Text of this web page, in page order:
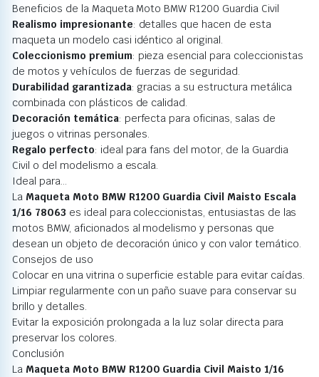
Beneficios de la Maqueta Moto BMW R1200 Guardia Civil
Realismo impresionante: detalles que hacen de esta
maqueta un modelo casi idéntico al original.
Coleccionismo premium: pieza esencial para coleccionistas
de motos y vehículos de fuerzas de seguridad.
Durabilidad garantizada: gracias a su estructura metálica
combinada con plásticos de calidad.
Decoración temática: perfecta para oficinas, salas de
juegos o vitrinas personales.
Regalo perfecto: ideal para fans del motor, de la Guardia
Civil o del modelismo a escala.
Ideal para…
La Maqueta Moto BMW R1200 Guardia Civil Maisto Escala
1/16 78063 es ideal para coleccionistas, entusiastas de las
motos BMW, aficionados al modelismo y personas que
desean un objeto de decoración único y con valor temático.
Consejos de uso
Colocar en una vitrina o superficie estable para evitar caídas.
Limpiar regularmente con un paño suave para conservar su
brillo y detalles.
Evitar la exposición prolongada a la luz solar directa para
preservar los colores.
Conclusión
La Maqueta Moto BMW R1200 Guardia Civil Maisto 1/16